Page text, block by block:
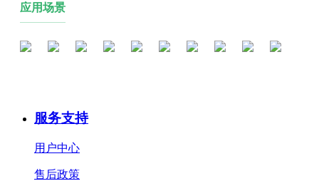
应用场景
服务支持
用户中心
售后政策